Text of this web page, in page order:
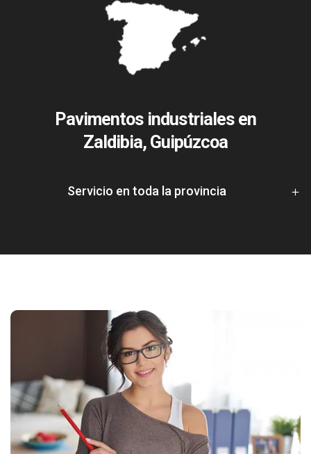
Pavimentos industriales en
Zaldibia, Guipúzcoa
Servicio en toda la provincia